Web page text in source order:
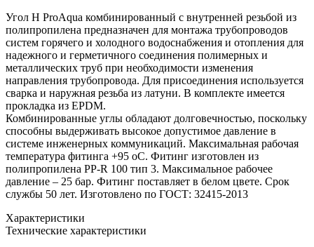
Угол H ProAqua комбинированный с внутренней резьбой из
полипропилена предназначен для монтажа трубопроводов
систем горячего и холодного водоснабжения и отопления для
надежного и герметичного соединения полимерных и
металлических труб при необходимости изменения
направления трубопровода. Для присоединения используется
сварка и наружная резьба из латуни. В комплекте имеется
прокладка из EPDM.
Комбинированные углы обладают долговечностью, поскольку
способны выдерживать высокое допустимое давление в
системе инженерных коммуникаций. Максимальная рабочая
температура фитинга +95 оС. Фитинг изготовлен из
полипропилена PP-R 100 тип 3. Максимальное рабочее
давление – 25 бар. Фитинг поставляет в белом цвете. Срок
службы 50 лет. Изготовлено по ГОСТ: 32415-2013
Характеристики
Технические характеристики